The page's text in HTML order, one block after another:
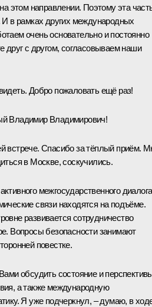
этом направлении. Поэтому эта
в рамках других международных
очень основательно и постоянно
друг с другом, согласовываем наши
Добро пожаловать ещё раз!
Владимир Владимирович!
встрече. Спасибо за тёплый приём.
в Москве, соскучились.
межгосударственного
связи находятся на подъёме.
развивается сотрудничество
Вопросы безопасности занимают
повестке.
обсудить состояние и
а также международную
Я уже подчеркнул, – думаю, в